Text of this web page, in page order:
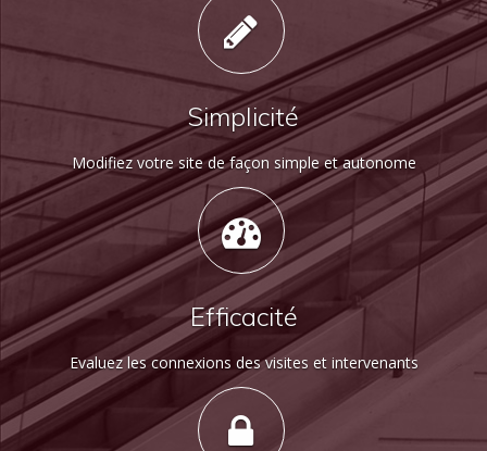
Simplicité
Modifiez votre site de façon simple et autonome
Efficacité
Evaluez les connexions des visites et intervenants